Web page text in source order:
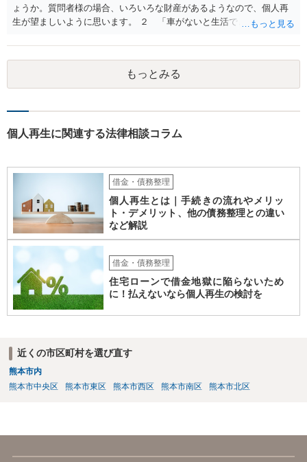
ょうか。質問者様の場合、いろいろな財産があるようなので、個人再
生が望ましいように思います。 ２ 「車がないと生活できない」とい
してもらえるかという点にかかってきます。 ３ 先に回答したとお
り、第一次的には個人再生です。
もっとみる
個人再生に関連する法律相談コラム
借金・債務整理
個人再生とは｜手続きの流れやメリッ
ト・デメリット、他の債務整理との違い
など解説
借金・債務整理
住宅ローンで借金地獄に陥らないため
に！払えないなら個人再生の検討を
近くの市区町村を選び直す
熊本市内
熊本市中央区
熊本市東区 熊本市西区 熊本市南区 熊本市北区